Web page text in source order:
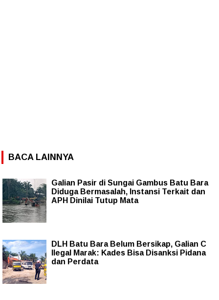
BACA LAINNYA
Galian Pasir di Sungai Gambus Batu Bara
Diduga Bermasalah, Instansi Terkait dan
APH Dinilai Tutup Mata
DLH Batu Bara Belum Bersikap, Galian C
Ilegal Marak: Kades Bisa Disanksi Pidana
dan Perdata